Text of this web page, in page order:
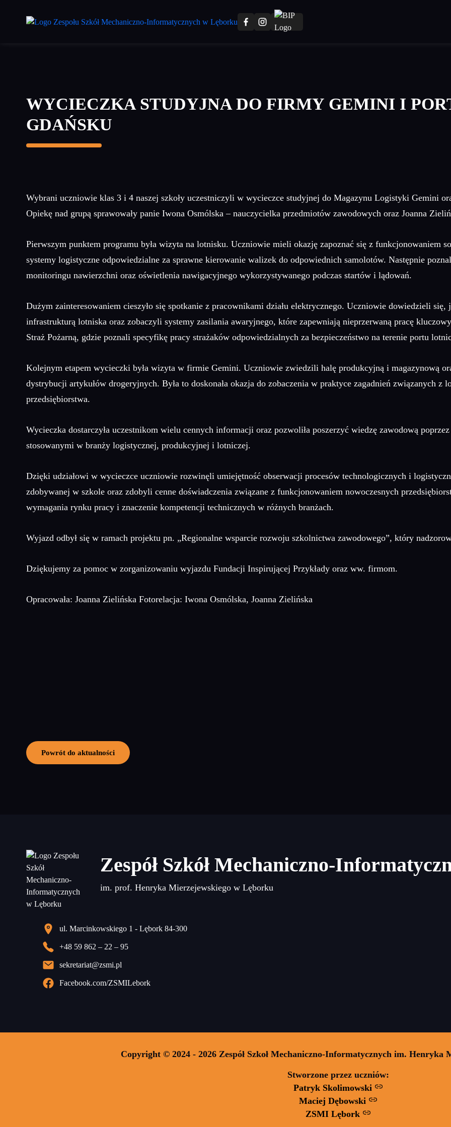
WYCIECZKA STUDYJNA DO FIRMY GEMINI I
GDAŃSKU
Wybrani uczniowie klas 3 i 4 naszej szkoły uczestniczyli w wycieczce studyjnej do Magazynu Logistyki Gemini
Opiekę nad grupą sprawowały panie Iwona Osmólska – nauczycielka przedmiotów zawodowych oraz Joanna
Pierwszym punktem programu była wizyta na lotnisku. Uczniowie mieli okazję zapoznać się z funkcjonowaniem
systemy logistyczne odpowiedzialne za sprawne kierowanie walizek do odpowiednich samolotów. Następnie
monitoringu nawierzchni oraz oświetlenia nawigacyjnego wykorzystywanego podczas startów i lądowań.
Dużym zainteresowaniem cieszyło się spotkanie z pracownikami działu elektrycznego. Uczniowie dowiedzieli się,
infrastrukturą lotniska oraz zobaczyli systemy zasilania awaryjnego, które zapewniają nieprzerwaną pracę
Straż Pożarną, gdzie poznali specyfikę pracy strażaków odpowiedzialnych za bezpieczeństwo na terenie portu
Kolejnym etapem wycieczki była wizyta w firmie Gemini. Uczniowie zwiedzili halę produkcyjną i magazynową
dystrybucji artykułów drogeryjnych. Była to doskonała okazja do zobaczenia w praktyce zagadnień związanych z
przedsiębiorstwa.
Wycieczka dostarczyła uczestnikom wielu cennych informacji oraz pozwoliła poszerzyć wiedzę zawodową
stosowanymi w branży logistycznej, produkcyjnej i lotniczej.
Dzięki udziałowi w wycieczce uczniowie rozwinęli umiejętność obserwacji procesów technologicznych i
zdobywanej w szkole oraz zdobyli cenne doświadczenia związane z funkcjonowaniem nowoczesnych
wymagania rynku pracy i znaczenie kompetencji technicznych w różnych branżach.
Wyjazd odbył się w ramach projektu pn. „Regionalne wsparcie rozwoju szkolnictwa zawodowego”, który
Dziękujemy za pomoc w zorganizowaniu wyjazdu Fundacji Inspirującej Przykłady oraz ww. firmom.
Opracowała: Joanna Zielińska Fotorelacja: Iwona Osmólska, Joanna Zielińska
Powrót do aktualności
Zespół Szkół Mechaniczno-
im. prof. Henryka Mierzejewskiego w Lęborku
ul. Marcinkowskiego 1 - Lębork 84-300
+48 59 862 – 22 – 95
sekretariat@zsmi.pl
Facebook.com/ZSMILebork
Copyright © 2024 - 2026 Zespół Szkoł Mechaniczno-Informatycznych im. Henryka
Stworzone przez uczniów:
Patryk Skolimowski
Maciej Dębowski
ZSMI Lębork